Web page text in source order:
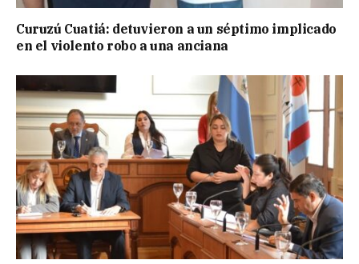
Curuzú Cuatiá: detuvieron a un séptimo implicado
en el violento robo a una anciana